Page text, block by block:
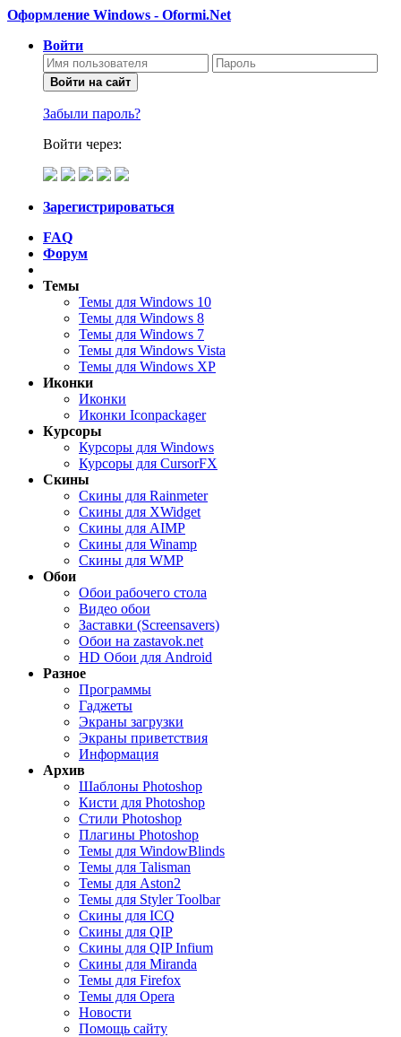
Оформление Windows - Oformi.Net
Войти
Войти на сайт
Забыли пароль?
Войти через:
Зарегистрироваться
FAQ
Форум
Темы
Темы для Windows 10
Темы для Windows 8
Темы для Windows 7
Темы для Windows Vista
Темы для Windows XP
Иконки
Иконки
Иконки Iconpackager
Курсоры
Курсоры для Windows
Курсоры для CursorFX
Скины
Скины для Rainmeter
Скины для XWidget
Скины для AIMP
Скины для Winamp
Скины для WMP
Обои
Обои рабочего стола
Видео обои
Заставки (Screensavers)
Обои на zastavok.net
HD Обои для Android
Разное
Программы
Гаджеты
Экраны загрузки
Экраны приветствия
Информация
Архив
Шаблоны Photoshop
Кисти для Photoshop
Стили Photoshop
Плагины Photoshop
Темы для WindowBlinds
Темы для Talisman
Темы для Aston2
Темы для Styler Toolbar
Скины для ICQ
Скины для QIP
Скины для QIP Infium
Скины для Miranda
Темы для Firefox
Темы для Opera
Новости
Помощь сайту